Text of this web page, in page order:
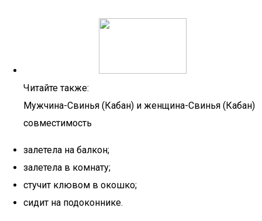
Читайте также:
Мужчина-Свинья (Кабан) и женщина-Свинья (Кабан)
совместимость
залетела на балкон;
залетела в комнату;
стучит клювом в окошко;
сидит на подоконнике.